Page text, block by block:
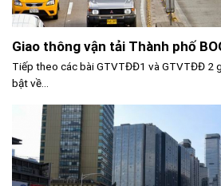
Giao thông vận tải Thành phố
Tiếp theo các bài GTVTĐĐ1 và GTVTĐĐ 2
bật về...